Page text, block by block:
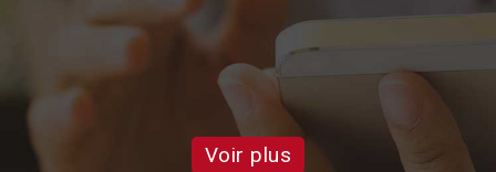
attentes de
Voir plus